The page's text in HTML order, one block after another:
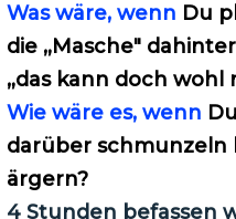
Was wäre, wenn Du
die „Masche"
„das kann doch wohl
Wie wäre es, wenn
darüber schmunzeln
ärgern?
4 Stunden befassen